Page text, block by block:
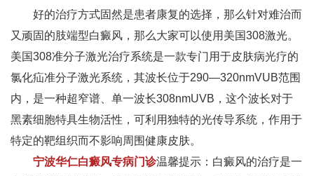
好的治疗方式固然是患者康复的选择，那么针对难治而
又顽固的肢端型白癜风，那么大家可以使用美国308激光。
美国308准分子激光治疗系统是一款专门用于皮肤病光疗的
氯化疝准分子激光系统，其波长位于290—320nmVUB范围
内，是一种超窄谱、单一波长308nmUVB，这个波长对于
黑素细胞特具生物活性，可利用独特的光传导系统，作用于
特定的靶组织而不影响周围健康皮肤。
宁波华仁白癜风专病门诊温馨提示：白癜风的治疗是一